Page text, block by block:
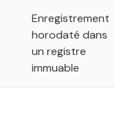
Enregistrement
horodaté dans
un registre
immuable